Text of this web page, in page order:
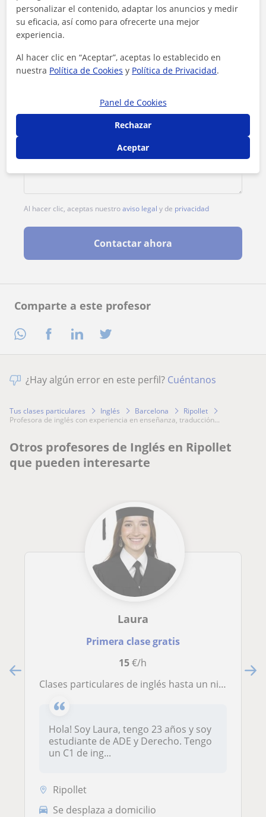
Comparte a este profesor
Al hacer clic, aceptas nuestroaviso legal y de privacidad
Contactar ahora
¿Hay algún error en este perfil? Cuéntanos
Tus clases particulares Inglés Barcelona
Ripollet
profesora de inglés con experiencia en enseñanza, traducción...
Otros profesores de Inglés en Ripollet
que pueden interesarte
Laura
Primera clase gratis
15€/h
Clases particulares de inglés hasta un nivel B2
Hola! Soy Laura, tengo 23 años y soy
estudiante de ADE y Derecho. Tengo
un C1 de ing...
Ripollet
Se desplaza a domicilio
personalizar el contenido, adaptar los anuncios y medir
su eficacia, así como para ofrecerte una mejor
experiencia.
Al hacer clic en “Aceptar”, aceptas lo establecido en
nuestra Política de Cookies y Política de Privacidad.
Panel de Cookies
Rechazar
Aceptar